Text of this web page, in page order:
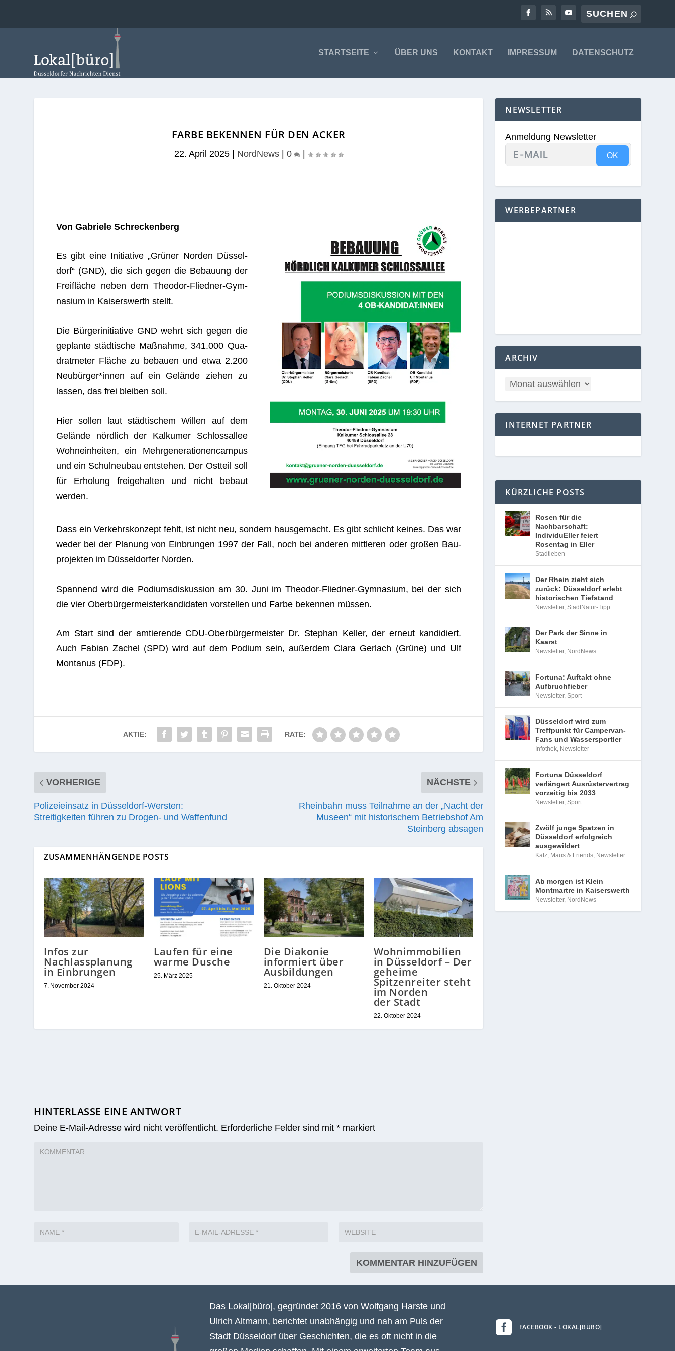
STARTSEITE ÜBER UNS KONTAKT IMPRESSUM DATENSCHUTZ
FARBE BEKENNEN FÜR DEN ACKER
22. April 2025| NordNews| 0 |
Von Gabriele Schreckenberg
Es gibt eine Initia­tive „Grü­ner Nor­den Düs­sel­
dorf“ (GND), die sich gegen die Bebau­ung der
Frei­flä­che neben dem Theo­dor-Flied­ner-Gym­
na­sium in Kai­sers­werth stellt.
Die Bür­ger­initia­tive GND wehrt sich gegen die
geplante städ­ti­sche Maß­nahme, 341.000 Qua­
drat­me­ter Flä­che zu bebauen und etwa 2.200
Neubürger*innen auf ein Gelände zie­hen zu
las­sen, das frei blei­ben soll.
Hier sol­len laut städ­ti­schem Wil­len auf dem
Gelände nörd­lich der Kal­ku­mer Schloss­al­lee
Wohn­ein­hei­ten, ein Mehr­ge­ne­ra­tio­nen­cam­pus
und ein Schul­neu­bau ent­ste­hen. Der Ost­teil soll
für Erho­lung frei­ge­hal­ten und nicht bebaut
werden.
Dass ein Ver­kehrs­kon­zept fehlt, ist nicht neu, son­dern haus­ge­macht. Es gibt schlicht kei­nes. Das war
weder bei der Pla­nung von Ein­brun­gen 1997 der Fall, noch bei ande­ren mitt­le­ren oder gro­ßen Bau­
pro­jek­ten im Düs­sel­dor­fer Norden.
Span­nend wird die Podi­ums­dis­kus­sion am 30. Juni im Theo­dor-Flied­ner-Gym­na­sium, bei der sich
die vier Ober­bür­ger­meis­ter­kan­di­da­ten vor­stel­len und Farbe beken­nen müssen.
Am Start sind der amtie­rende CDU-Ober­bür­ger­meis­ter Dr. Ste­phan Kel­ler, der erneut kan­di­diert.
Auch Fabian Zachel (SPD) wird auf dem Podium sein, außer­dem Clara Ger­lach (Grüne) und Ulf
Mon­ta­nus (FDP).
AKTIE: RATE:
VORHERIGE
Polizeieinsatz in Düsseldorf-Wersten:
Streitigkeiten führen zu Drogen- und Waffenfund
NÄCHSTE
Rheinbahn muss Teilnahme an der „Nacht der
Museen“ mit historischem Betriebshof Am
Steinberg absagen
ZUSAMMENHÄNGENDE POSTS
Infos zur
Nachlassplanung
in Einbrungen
7. November 2024
Laufen für eine
warme Dusche
25. März 2025
Die Diakonie
informiert über
Ausbildungen
21. Oktober 2024
Wohnimmobilien
in Düsseldorf – Der
geheime
Spitzenreiter steht
im Norden
der Stadt
22. Oktober 2024
HINTERLASSE EINE ANTWORT
Deine E-Mail-Adresse wird nicht veröffentlicht. Erforderliche Felder sind mit* markiert
NEWSLETTER
Anmeldung Newsletter
OK
WERBEPARTNER
ARCHIV
INTERNET PARTNER
KÜRZLICHE POSTS
Rosen für die
Nachbarschaft:
IndividuEller feiert
Rosentag in Eller
Stadtleben
Der Rhein zieht sich
zurück: Düsseldorf erlebt
historischen Tiefstand
Newsletter,StadtNatur-Tipp
Der Park der Sinne in
Kaarst
Newsletter, NordNews
Fortuna: Auftakt ohne
Aufbruchfieber
Newsletter,Sport
Düsseldorf wird zum
Treffpunkt für Campervan-
Fans und Wassersportler
Infothek, Newsletter
Fortuna Düsseldorf
verlängert Ausrüstervertrag
vorzeitig bis 2033
Newsletter,Sport
Zwölf junge Spatzen in
Düsseldorf erfolgreich
ausgewildert
Katz, Maus & Friends, Newsletter
Ab morgen ist Klein
Montmartre in Kaiserswerth
Newsletter, NordNews
Das Lokal[büro], gegründet 2016 von Wolfgang Harste und
Ulrich Altmann, berichtet unabhängig und nah am Puls der
Stadt Düsseldorf über Geschichten, die es oft nicht in die
 FACEBOOK - LOKAL[BÜRO]